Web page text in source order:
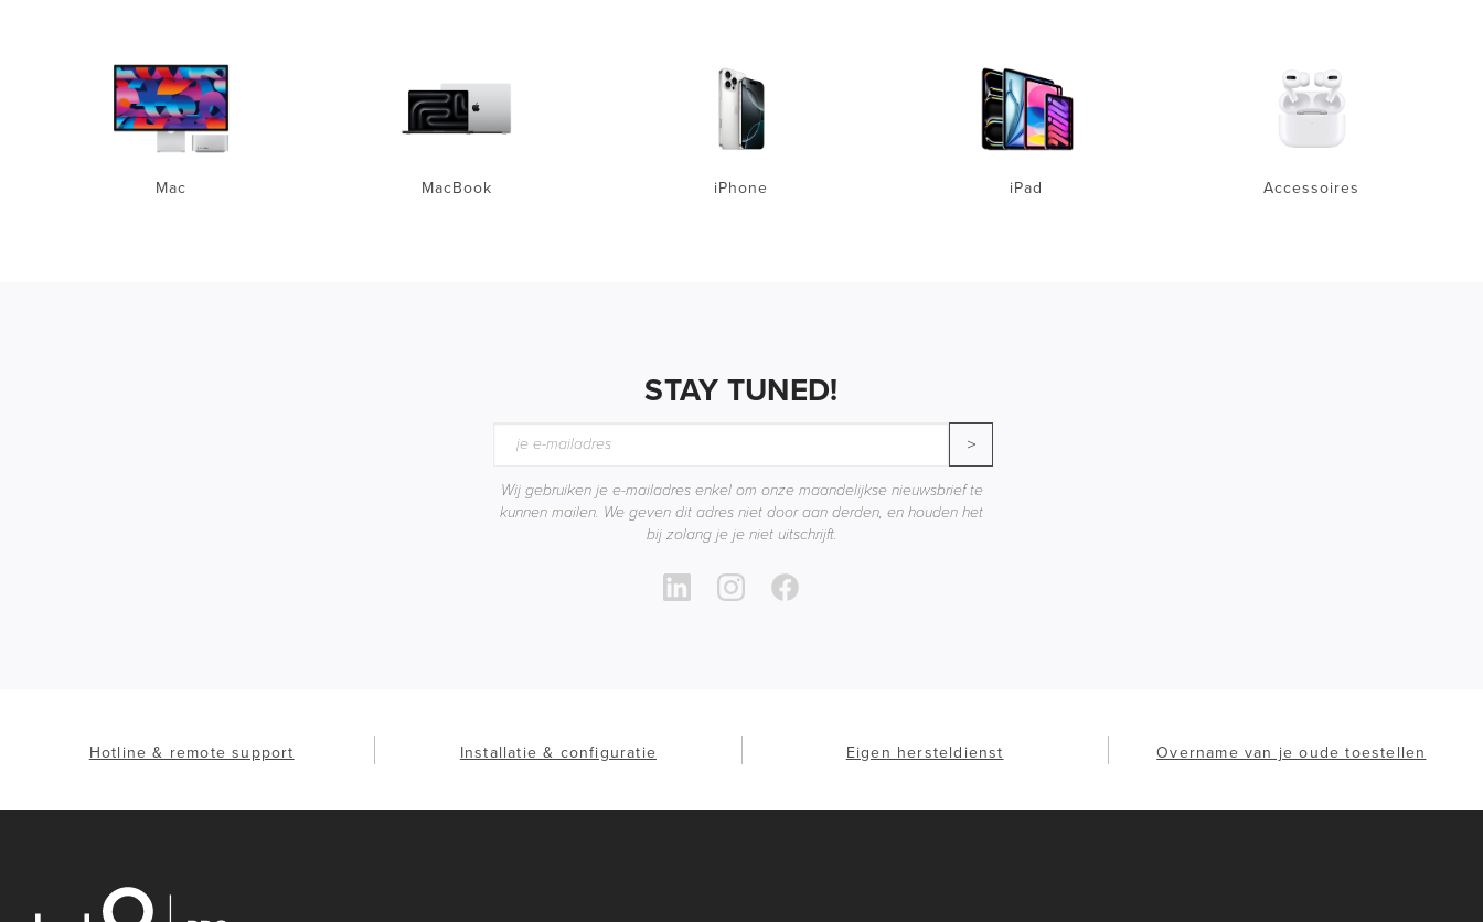
Mac MacBook iPhone iPad Accessoires
STAY TUNED!
>
Wij gebruiken je e-mailadres enkel om onze maandelijkse nieuwsbrief te
kunnen mailen. We geven dit adres niet door aan derden, en houden het
bij zolang je je niet uitschrijft.
Hotline & remote support Installatie & configuratie Eigen hersteldienst Overname van je oude toestellen